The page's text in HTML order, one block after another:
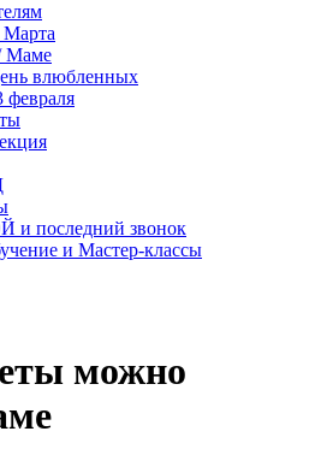
Маме
влюбленных
последний звонок
и Мастер-классы
можно